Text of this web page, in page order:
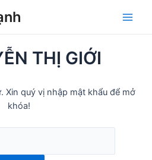
Main
THỊ GIỚI
Xin quý vị nhập mật khẩu để mở
khóa!